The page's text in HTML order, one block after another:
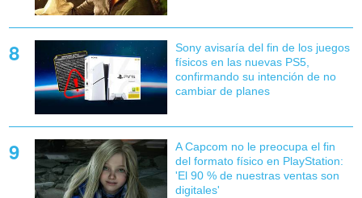
Sony avisaría del fin de los juegos
físicos en las nuevas PS5,
confirmando su intención de no
cambiar de planes
A Capcom no le preocupa el fin
del formato físico en PlayStation:
'El 90 % de nuestras ventas son
digitales'